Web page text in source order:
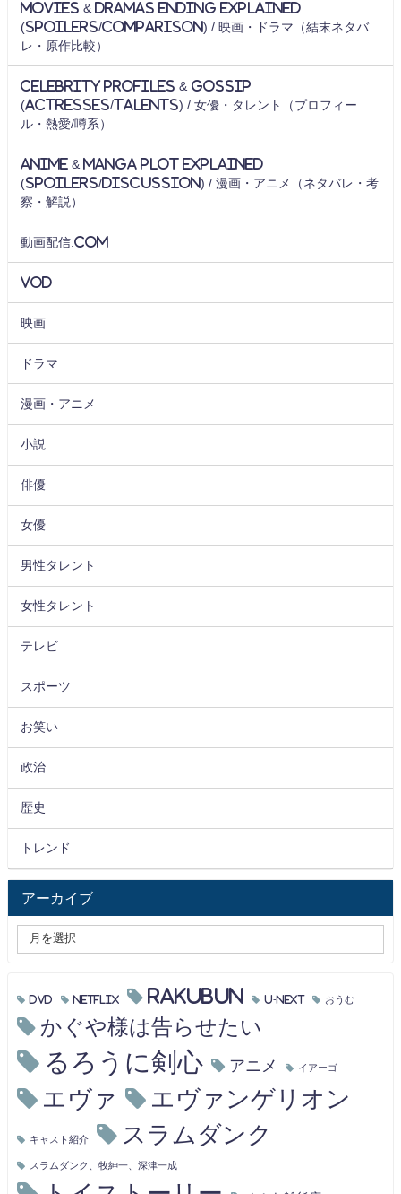
Movies & Dramas Ending Explained
(Spoilers/Comparison) / 映画・ドラマ（結末ネタバ
レ・原作比較）
Celebrity Profiles & Gossip
(Actresses/Talents) / 女優・タレント（プロフィー
ル・熱愛/噂系）
Anime & Manga Plot Explained
(Spoilers/Discussion) / 漫画・アニメ（ネタバレ・考
察・解説）
動画配信.com
VOD
映画
ドラマ
漫画・アニメ
小説
俳優
女優
男性タレント
女性タレント
テレビ
スポーツ
お笑い
政治
歴史
トレンド
アーカイブ
DVD Netflix RAKUBUN U-NEXT おうむ
かぐや様は告らせたい
るろうに剣心 アニメ イアーゴ
エヴァ エヴァンゲリオン
キャスト紹介 スラムダンク
スラムダンク、牧紳一、深津一成